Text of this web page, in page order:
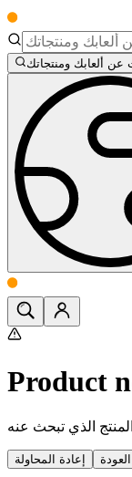
Product
إعادة المحاولة العودة